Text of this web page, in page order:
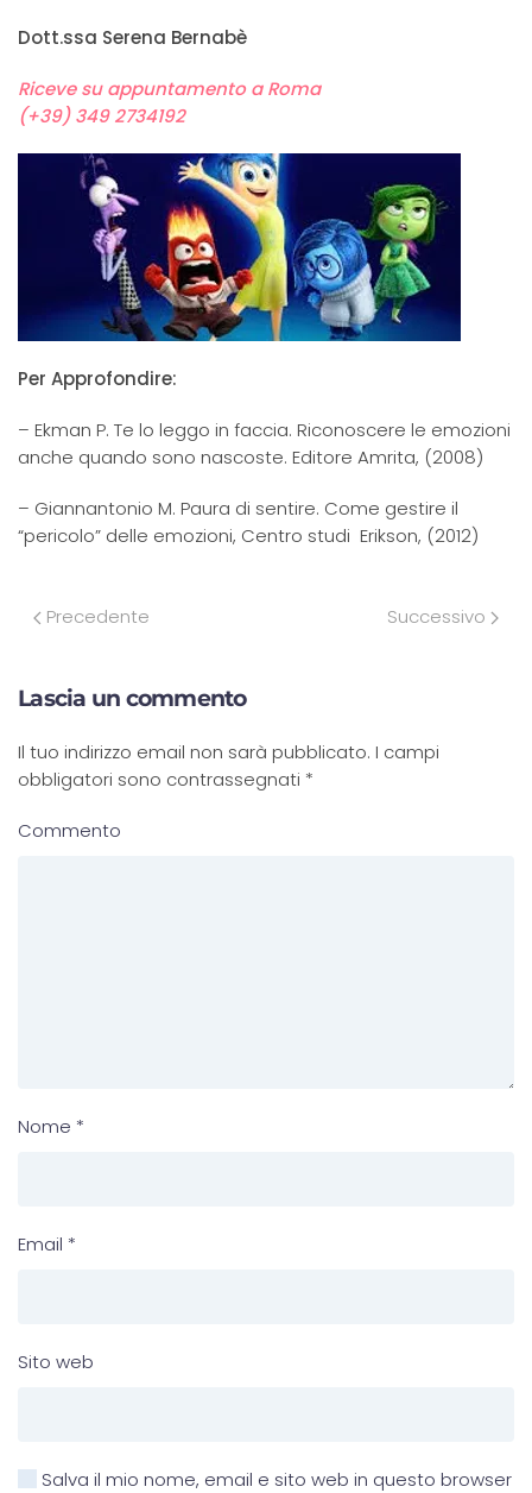
Dott.ssa Serena Bernabè
Riceve su appuntamento a Roma
(+39) 349 2734192
Per Approfondire:
– Ekman P. Te lo leggo in faccia. Riconoscere le emozioni
anche quando sono nascoste. Editore Amrita, (2008)
– Giannantonio M. Paura di sentire. Come gestire il
“pericolo” delle emozioni, Centro studi Erikson, (2012)
Precedente Successivo
Lascia un commento
Il tuo indirizzo email non sarà pubblicato. I campi
obbligatori sono contrassegnati *
Commento
Nome *
Email *
Sito web
Salva il mio nome, email e sito web in questo browser